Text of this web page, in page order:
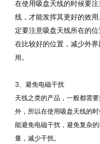
在使用吸盘天线的时候要
线，才能发挥其更好的效
定要注意吸盘天线所在的
在比较好的位置，减少外
用。
3、避免电磁干扰
天线之类的产品，一般都需
外，所以在使用吸盘天线的
能避免电磁干扰，避免复杂
量，减少干扰。